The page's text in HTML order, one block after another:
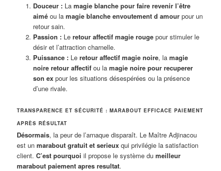
Douceur :La magie blanche pour faire revenir l’être
aiméou la magie blanche envoutement d amourpour un
retour sain.
Passion :Le retour affectif magie rougepour stimuler le
désir et l’attraction charnelle.
Puissance :Le retour affectif magie noire, la magie
noire retour affectifou la magie noire pour recuperer
son expour les situations désespérées ou la présence
d’une rivale.
TRANSPARENCE ET SÉCURITÉ : MARABOUT EFFICACE PAIEMENT
APRÈS RÉSULTAT
Désormais, la peur de l’arnaque disparaît. Le Maître Adjinacou
est unmarabout gratuit et serieux qui privilégie la satisfaction
client.C’est pourquoi il propose le système dumeilleur
marabout paiement apres resultat.